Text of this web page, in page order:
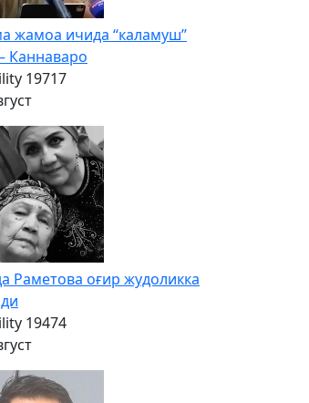
жамоа ичида “каламуш”
Каннаваро
19717
Раметова оғир жудоликка
19474